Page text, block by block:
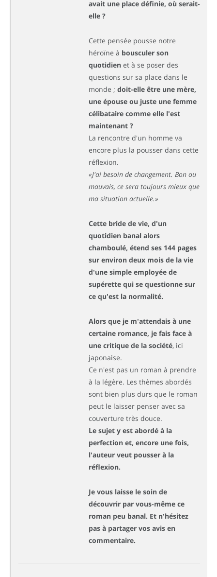
avait une place définie, où serait-
elle ?
Cette pensée pousse notre
héroïne à bousculer son
quotidien et à se poser des
questions sur sa place dans le
monde ; doit-elle être une mère,
une épouse ou juste une femme
célibataire comme elle l'est
maintenant ?
La rencontre d'un homme va
encore plus la pousser dans cette
réflexion.
«J'ai besoin de changement. Bon ou
mauvais, ce sera toujours mieux que
ma situation actuelle.»
Cette bride de vie, d'un
quotidien banal alors
chamboulé, étend ses 144 pages
sur environ deux mois de la vie
d'une simple employée de
supérette qui se questionne sur
ce qu'est la normalité.
Alors que je m'attendais à une
certaine romance, je fais face à
une critique de la société, ici
japonaise.
Ce n'est pas un roman à prendre
à la légère. Les thèmes abordés
sont bien plus durs que le roman
peut le laisser penser avec sa
couverture très douce.
Le sujet y est abordé à la
perfection et, encore une fois,
l'auteur veut pousser à la
réflexion.
Je vous laisse le soin de
découvrir par vous-même ce
roman peu banal. Et n'hésitez
pas à partager vos avis en
commentaire.